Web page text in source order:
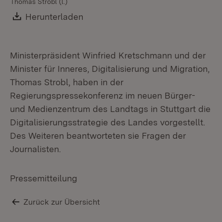
Download:
Herunterladen
Ministerpräsident Winfried Kretschmann und der
Minister für Inneres, Digitalisierung und Migration,
Thomas Strobl, haben in der
Regierungspressekonferenz im neuen Bürger-
und Medienzentrum des Landtags in Stuttgart die
Digitalisierungsstrategie des Landes vorgestellt.
Des Weiteren beantworteten sie Fragen der
Journalisten.
Pressemitteilung
Zurück zur Übersicht